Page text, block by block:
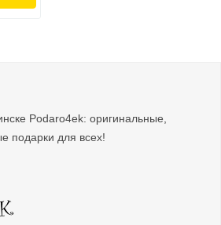
Podaro4ek: оригинальные,
подарки для всех!